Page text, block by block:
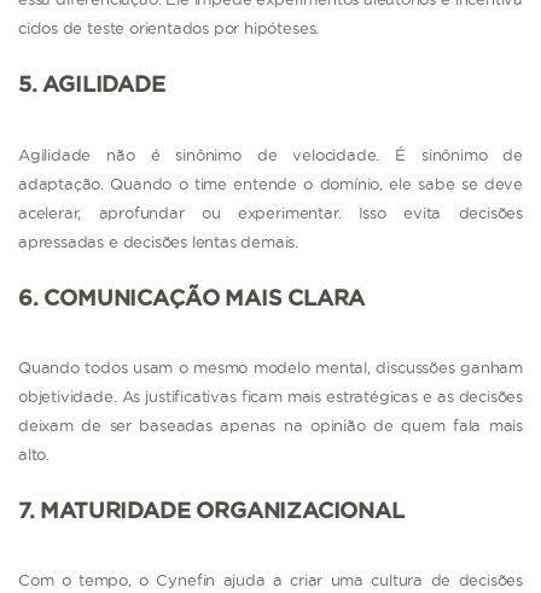
ciclos de teste orientados por hipóteses.
5. AGILIDADE
Agilidade não é sinônimo de velocidade. É sinônimo de
adaptação. Quando o time entende o domínio, ele sabe se deve
acelerar, aprofundar ou experimentar. Isso evita decisões
apressadas e decisões lentas demais.
6. COMUNICAÇÃO MAIS CLARA
Quando todos usam o mesmo modelo mental, discussões ganham
objetividade. As justificativas ficam mais estratégicas e as decisões
deixam de ser baseadas apenas na opinião de quem fala mais
alto.
7. MATURIDADE ORGANIZACIONAL
Com o tempo, o Cynefin ajuda a criar uma cultura de decisões